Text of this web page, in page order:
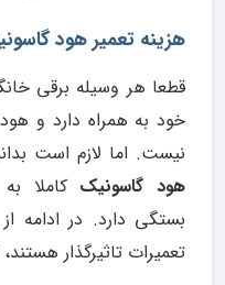
هزینه تعمیر هود
قطعا هر وسیله برقی
خود به همراه دارد و
نیست. اما لازم است
هود گاسونیک کاملا
بستگی دارد. در ادامه
تعمیرات تاثیرگذار هستند،